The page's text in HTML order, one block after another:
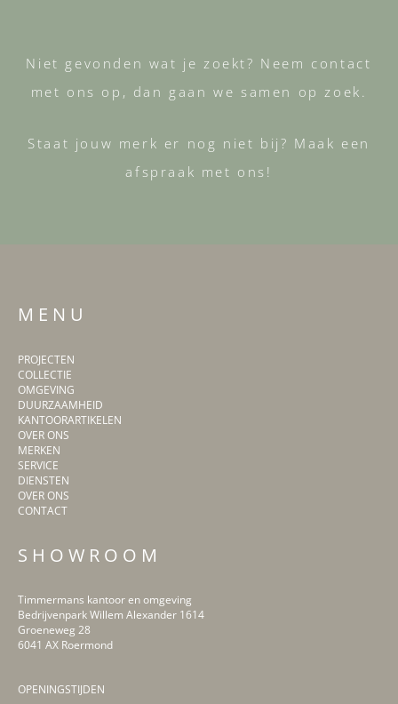
Niet gevonden wat je zoekt? Neem contact
met ons op, dan gaan we samen op zoek.
Staat jouw merk er nog niet bij? Maak een
afspraak met ons!
M E N U
PROJECTEN
COLLECTIE
OMGEVING
DUURZAAMHEID
KANTOORARTIKELEN
OVER ONS
MERKEN
SERVICE
DIENSTEN
OVER ONS
CONTACT
S H O W R O O M
Timmermans kantoor en omgeving
Bedrijvenpark Willem Alexander 1614
Groeneweg 28
6041 AX Roermond
OPENINGSTIJDEN